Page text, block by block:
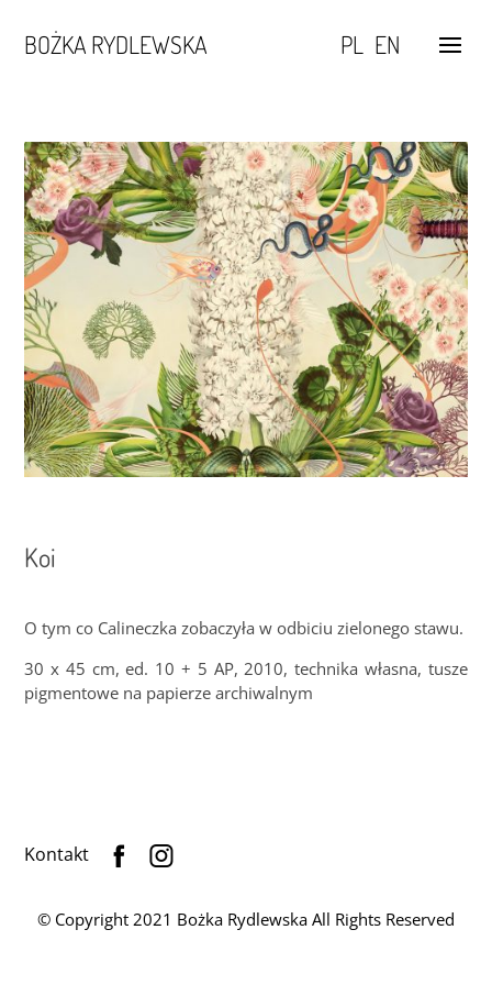
BOŻKA RYDLEWSKA PL EN
Koi
O tym co Calineczka zobaczyła w odbiciu zielonego stawu.
30 x 45 cm, ed. 10 + 5 AP, 2010, technika własna, tusze
pigmentowe na papierze archiwalnym
Kontakt
© Copyright 2021 Bożka Rydlewska All Rights Reserved